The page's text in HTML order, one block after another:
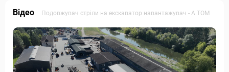
Відео Подовжувач стріли на екскаватор навантажувач - А.ТОМ